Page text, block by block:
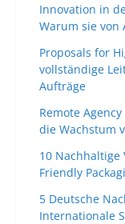
Innovation in
Warum sie von
Proposals for
vollständige
Aufträge
Remote
die Wachstum
10 Nachhaltige
Friendly
5 Deutsche
Internationale